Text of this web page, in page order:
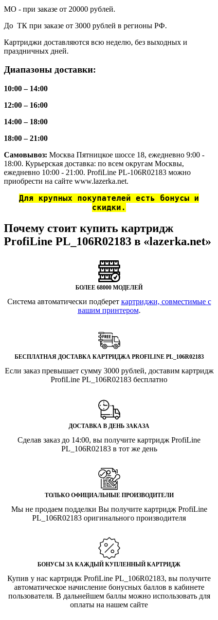
МО - при заказе от 20000 рублей.
До ТК при заказе от 3000 рублей в регионы РФ.
Картриджи доставляются всю неделю, без выходных и
праздничных дней.
Диапазоны доставки:
10:00 – 14:00
12:00 – 16:00
14:00 – 18:00
18:00 – 21:00
Самовывоз: Москва Пятницкое шоссе 18, ежедневно 9:00 -
18:00. Курьерская доставка: по всем округам Москвы,
ежедневно 10:00 - 21:00. ProfiLine PL-106R02183 можно
приобрести на сайте www.lazerka.net.
Для крупных покупателей есть бонусы и
скидки.
Почему стоит купить картридж
ProfiLine PL_106R02183 в «lazerka.net»
БОЛЕЕ 68000 МОДЕЛЕЙ
Система автоматически подберет картриджи, совместимые с
вашим принтером.
БЕСПЛАТНАЯ ДОСТАВКА КАРТРИДЖА PROFILINE PL_106R02183
Если заказ превышает сумму 3000 рублей, доставим картридж
ProfiLine PL_106R02183 бесплатно
ДОСТАВКА В ДЕНЬ ЗАКАЗА
Сделав заказ до 14:00, вы получите картридж ProfiLine
PL_106R02183 в тот же день
ТОЛЬКО ОФИЦИАЛЬНЫЕ ПРОИЗВОДИТЕЛИ
Мы не продаем подделки Вы получите картридж ProfiLine
PL_106R02183 оригинального производителя
БОНУСЫ ЗА КАЖДЫЙ КУПЛЕННЫЙ КАРТРИДЖ
Купив у нас картридж ProfiLine PL_106R02183, вы получите
автоматическое начисление бонусных баллов в кабинете
пользователя. В дальнейшем баллы можно использовать для
оплаты на нашем сайте